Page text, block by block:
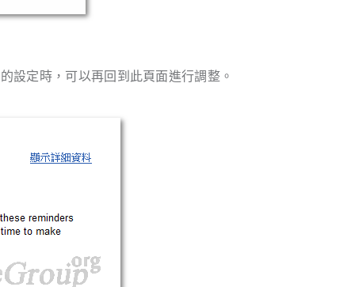
設定時，可以再回到此頁面進行調整。